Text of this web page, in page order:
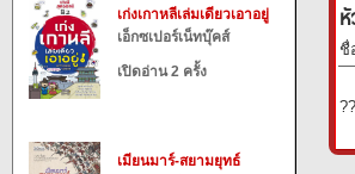
เก่งเกาหลีเล่มเดียวเอาอยู่
เอ็กซเปอร์เน็ทบุ๊คส์
เปิดอ่าน 2 ครั้ง
เมียนมาร์-สยามยุทธ์
ชื่